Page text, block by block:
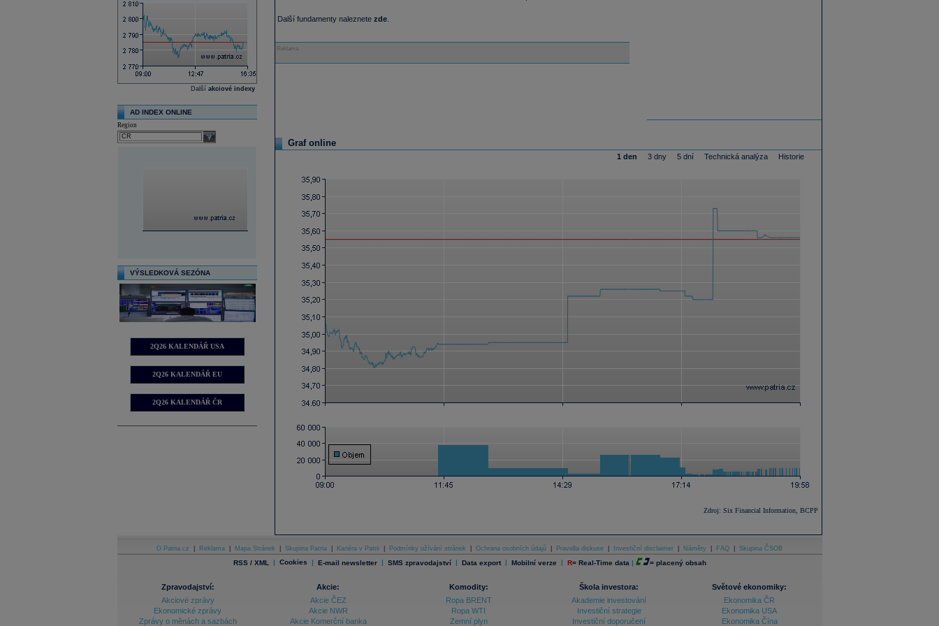
Další akciové indexy
AD INDEX ONLINE
Region
select
VÝSLEDKOVÁ SEZÓNA
2Q26 KALENDÁŘ USA
2Q26 KALENDÁŘ EU
2Q26 KALENDÁŘ ČR
Další fundamenty naleznete zde.
Reklama
Graf online
1 den 3 dny 5 dní Technická analýza Historie
Zdroj: Six Financial Information, BCPP
O Patria.cz Reklama Mapa Stránek Skupina Patria Kariéra v Patrii Podmínky užívání stránek Ochrana osobních údajů Pravidla diskuse Investiční disclaimer Náměty FAQ Skupina ČSOB
RSS / XML | Cookies | E-mail newsletter | SMS zpravodajství | Data export | Mobilní verze | R= Real-Time data | = placený obsah
Zpravodajství:
Akciové zprávy
Ekonomické zprávy
Zprávy o měnách a sazbách
Akcie:
Akcie ČEZ
Akcie NWR
Akcie Komerční banka
Komodity:
Ropa BRENT
Ropa WTI
Zemní plyn
Škola investora:
Akademie investování
Investiční strategie
Investiční doporučení
Světové ekonomiky:
Ekonomika ČR
Ekonomika USA
Ekonomika Čína